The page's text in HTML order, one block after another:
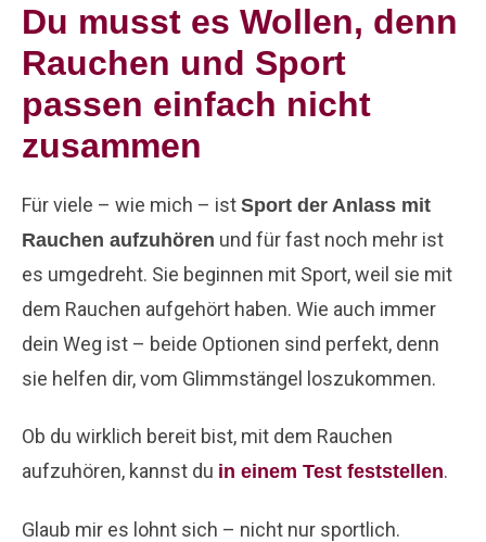
Du musst es Wollen, denn
Rauchen und Sport
passen einfach nicht
zusammen
Für viele – wie mich – ist Sport der Anlass mit
Rauchen aufzuhören und für fast noch mehr ist
es umgedreht. Sie beginnen mit Sport, weil sie mit
dem Rauchen aufgehört haben. Wie auch immer
dein Weg ist – beide Optionen sind perfekt, denn
sie helfen dir, vom Glimmstängel loszukommen.
Ob du wirklich bereit bist, mit dem Rauchen
aufzuhören, kannst du in einem Test feststellen.
Glaub mir es lohnt sich – nicht nur sportlich.